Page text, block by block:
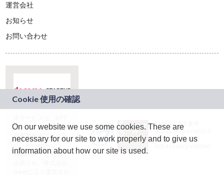
運営会社
お知らせ
お問い合わせ
ドコモグループの新
規事業創出プログラ
ム「docomo
STARTUP」を通じて
JASRAC許諾番号：
9024936001Y45037
JASRAC許諾番号：
On our website we use some cookies. These are
necessary for our site to work properly and to give us
information about how our site is used.